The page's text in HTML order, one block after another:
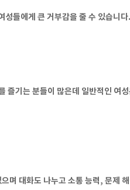
성들에게 큰 거부감을 줄 수 있습니
기는 분들이 많은데 일반적인 여
며 대화도 나누고 소통 능력, 문제